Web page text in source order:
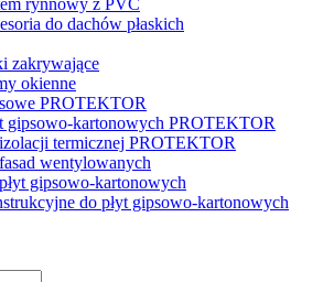
rynnowy z PVC
do dachów płaskich
zakrywające
okienne
PROTEKTOR
gipsowo-kartonowych PROTEKTOR
termicznej PROTEKTOR
wentylowanych
gipsowo-kartonowych
do płyt gipsowo-kartonowych